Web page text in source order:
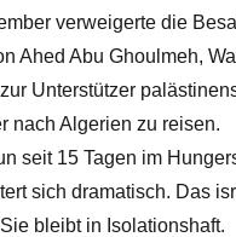
verweigerte die
Ahed Abu Ghoulmeh,
Unterstützer
nach Algerien zu reisen.
seit 15 Tagen im
sich dramatisch. Das
bleibt in Isolationshaft.